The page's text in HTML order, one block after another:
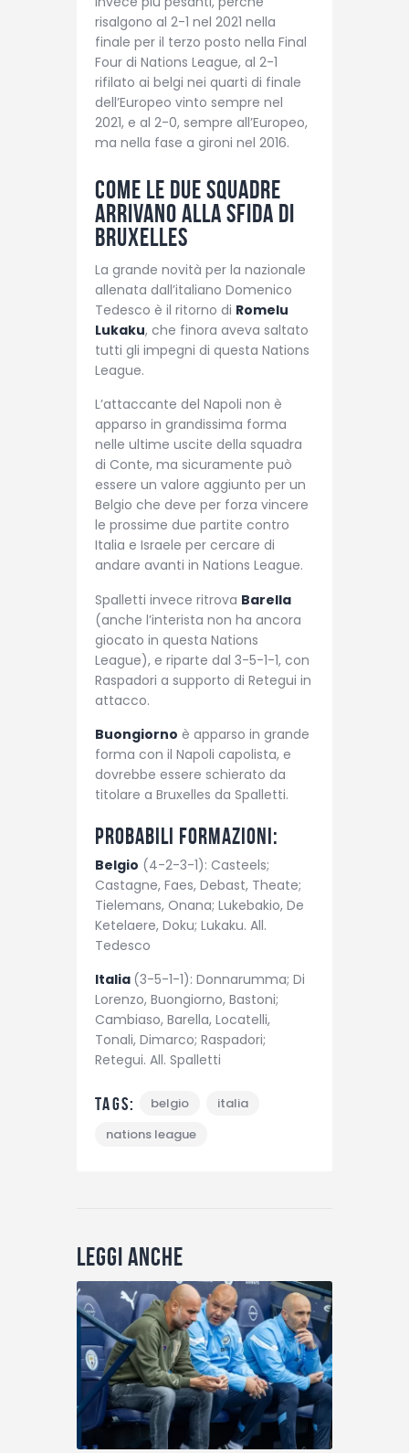
risalgono al 2-1 nel 2021 nella
finale per il terzo posto nella Final
Four di Nations League, al 2-1
rifilato ai belgi nei quarti di finale
dell’Europeo vinto sempre nel
2021, e al 2-0, sempre all’Europeo,
ma nella fase a gironi nel 2016.
Come le due squadre
arrivano alla sfida di
Bruxelles
La grande novità per la nazionale
allenata dall’italiano Domenico
Tedesco è il ritorno di Romelu
Lukaku, che finora aveva saltato
tutti gli impegni di questa Nations
League.
L’attaccante del Napoli non è
apparso in grandissima forma
nelle ultime uscite della squadra
di Conte, ma sicuramente può
essere un valore aggiunto per un
Belgio che deve per forza vincere
le prossime due partite contro
Italia e Israele per cercare di
andare avanti in Nations League.
Spalletti invece ritrova Barella
(anche l’interista non ha ancora
giocato in questa Nations
League), e riparte dal 3-5-1-1, con
Raspadori a supporto di Retegui in
attacco.
Buongiorno è apparso in grande
forma con il Napoli capolista, e
dovrebbe essere schierato da
titolare a Bruxelles da Spalletti.
Probabili formazioni:
Belgio (4-2-3-1): Casteels;
Castagne, Faes, Debast, Theate;
Tielemans, Onana; Lukebakio, De
Ketelaere, Doku; Lukaku. All.
Tedesco
Italia (3-5-1-1): Donnarumma; Di
Lorenzo, Buongiorno, Bastoni;
Cambiaso, Barella, Locatelli,
Tonali, Dimarco; Raspadori;
Retegui. All. Spalletti
Tags: belgio
italia
nations league
Leggi anche